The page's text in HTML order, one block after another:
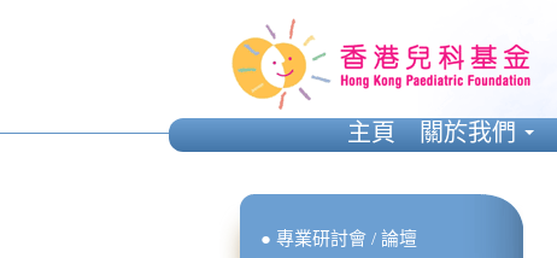
● 專業研討會 / 論壇
主頁 關於我們